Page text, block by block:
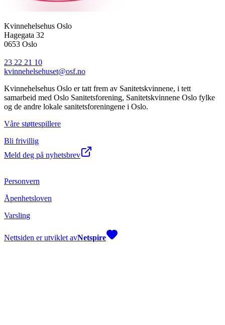
Kvinnehelsehus Oslo
Hagegata 32
0653 Oslo
23 22 21 10
kvinnehelsehuset@osf.no
Kvinnehelsehus Oslo er tatt frem av Sanitetskvinnene, i tett
samarbeid med Oslo Sanitetsforening, Sanitetskvinnene Oslo fylke
og de andre lokale sanitetsforeningene i Oslo.
Våre støttespillere
Bli frivillig
Meld deg på nyhetsbrev
Personvern
Åpenhetsloven
Varsling
Nettsiden er utviklet avNetspire